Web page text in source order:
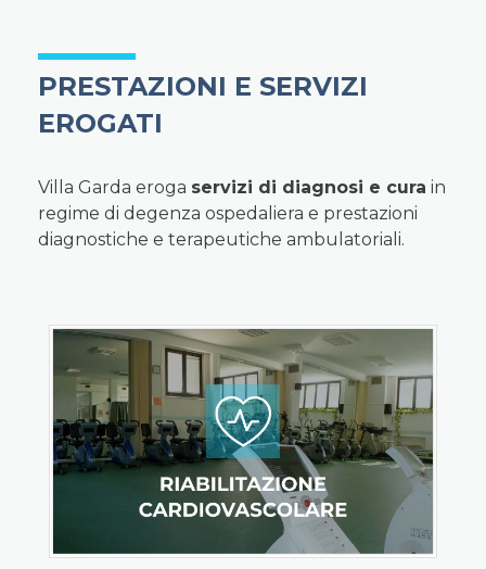
PRESTAZIONI E SERVIZI
EROGATI
Villa Garda eroga servizi di diagnosi e cura in
regime di degenza ospedaliera e prestazioni
diagnostiche e terapeutiche ambulatoriali.